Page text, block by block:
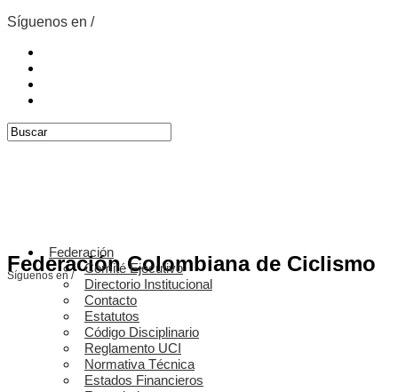
Síguenos en /
Federación Colombiana de Ciclismo
Síguenos en /
Federación
Comité Ejecutivo
Directorio Institucional
Contacto
Estatutos
Código Disciplinario
Reglamento UCI
Normativa Técnica
Estados Financieros